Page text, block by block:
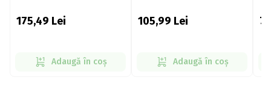
175,49 Lei
Adaugă în coș
105,99 Lei
Adaugă în coș